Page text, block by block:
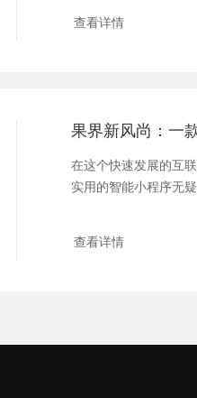
查看详情
在这个快速发展的互
实用的智能小程序无
查看详情